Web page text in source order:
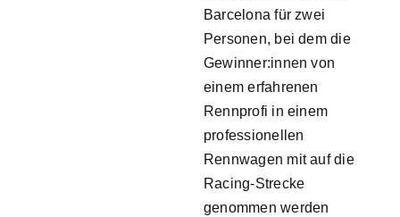
Barcelona für zwei
Personen, bei dem die
Gewinner:innen von
einem erfahrenen
Rennprofi in einem
professionellen
Rennwagen mit auf die
Racing-Strecke
genommen werden